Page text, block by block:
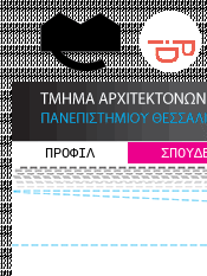
ΠΡΟΦΙΛ